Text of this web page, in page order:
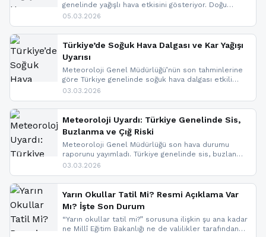
genelinde yağışlı hava etkisini gösteriyor. Doğu
bölgelerinde kar yağışı beklenirken Marmara ve
ise çığ tehlikesi bulunuyor. İç kesimlerde sis ve pus
nedeniyle görüş mesafesinde azalma
yaşanabileceği belirtiliyor.
05.03.2026
Türkiye’de Soğuk Hava Dalgası ve Kar Yağışı
Uyarısı
Meteoroloji Genel Müdürlüğü’nün son tahminlerine
göre Türkiye genelinde soğuk hava dalgası etkili
oluyor. Birçok il için kar yağışı ve buzlanma uyarısı
03.03.2026
Meteoroloji Uyardı: Türkiye Genelinde Sis,
Buzlanma ve Çığ Riski
Meteoroloji Genel Müdürlüğü son hava durumu
raporunu yayımladı. Türkiye genelinde sis, buzlanma
ve don beklenirken Doğu Anadolu ve Doğu
yapıldı. İşte son dakika meteoroloji gelişmeleri.
03.03.2026
Yarın Okullar Tatil Mi? Resmi Açıklama Var
Mı? İşte Son Durum
“Yarın okullar tatil mi?” sorusuna ilişkin şu ana kadar
ne Millî Eğitim Bakanlığı ne de valilikler tarafından